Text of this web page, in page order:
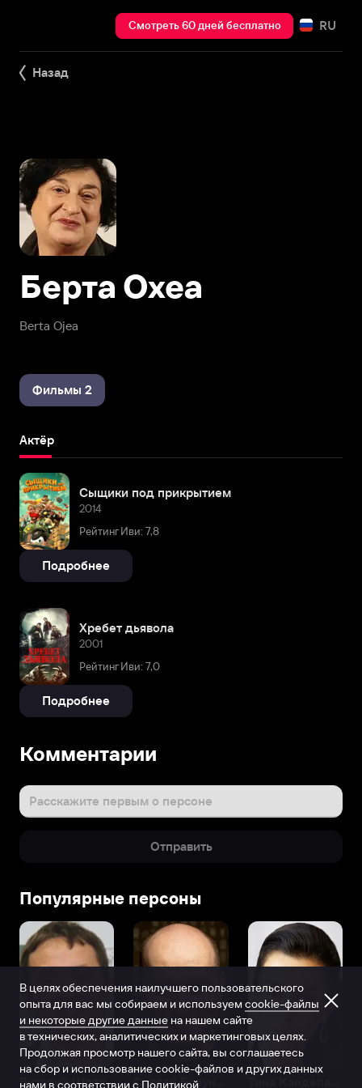
Смотреть 60 дней бесплатно RU
Назад
Berta Ojea
Берта Охеа
Фильмы 2
Актёр
Сыщики под прикрытием
2014
Рейтинг Иви: 7,8
Подробнее
Хребет дьявола
2001
Рейтинг Иви: 7,0
Подробнее
Комментарии
Расскажите первым о персоне
Отправить
Популярные персоны
Виталий Шляппо
В целях обеспечения наилучшего пользовательского
опыта для вас мы собираем и используем cookie-файлы
и некоторые другие данные на нашем сайте
в технических, аналитических и маркетинговых целях.
Продолжая просмотр нашего сайта, вы соглашаетесь
на сбор и использование cookie-файлов и других данных
нами в соответствии с Политикой